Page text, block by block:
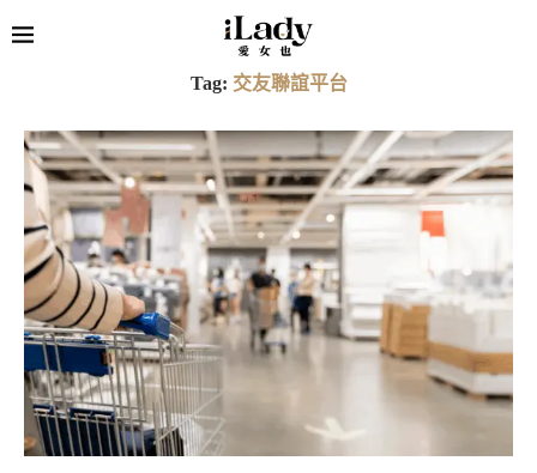
Tag: 交友聯誼平台